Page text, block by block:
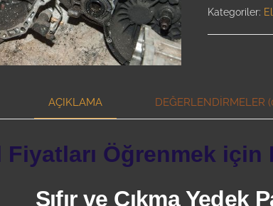
Kategoriler:
AÇIKLAMA DEĞERLENDIRMELER
Fiyatları Öğrenmek için
Sıfır ve Çıkma Yedek